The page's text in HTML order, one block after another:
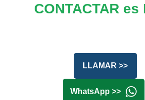
CONTACTAR es
LLAMAR >>
WhatsApp >>